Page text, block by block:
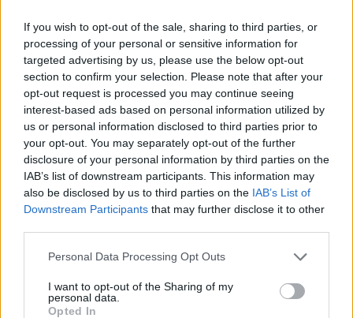
If you wish to opt-out of the sale, sharing to third parties, or
processing of your personal or sensitive information for
targeted advertising by us, please use the below opt-out
section to confirm your selection. Please note that after your
opt-out request is processed you may continue seeing
interest-based ads based on personal information utilized by
us or personal information disclosed to third parties prior to
your opt-out. You may separately opt-out of the further
disclosure of your personal information by third parties on the
IAB’s list of downstream participants. This information may
also be disclosed by us to third parties on the IAB’s List of
Downstream Participants that may further disclose it to other
Personal Data Processing Opt Outs
I want to opt-out of the Sharing of my
personal data.
Opted In